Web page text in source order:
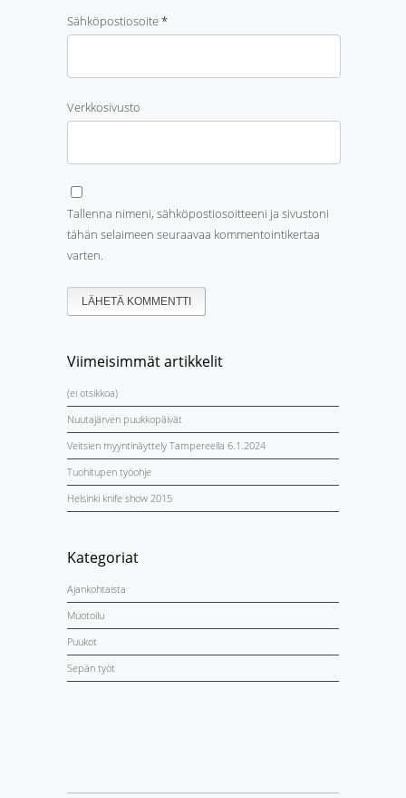
Sähköpostiosoite*
Verkkosivusto
Tallenna nimeni, sähköpostiosoitteeni ja sivustoni
tähän selaimeen seuraavaa kommentointikertaa
varten.
Viimeisimmät artikkelit
(ei otsikkoa)
Nuutajärven puukkopäivät
Veitsien myyntinäyttely Tampereella 6.1.2024
Tuohitupen työohje
Helsinki knife show 2015
Kategoriat
Ajankohtaista
Muotoilu
Puukot
Sepän työt